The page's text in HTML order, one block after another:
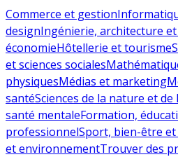
Commerce et gestion
designIngénierie, architecture
économieHôtellerie et tourisme
et sciences sociales
physiquesMédias et marketing
santéSciences de la nature et de
santé mentaleFormation,
professionnelSport, bien-être et
et environnementTrouver des